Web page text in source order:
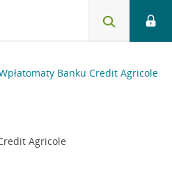
Banku Credit Agricole
Agricole